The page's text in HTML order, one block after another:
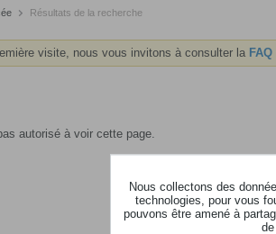
Résultats de la recherche
visite, nous vous invitons à consulter la FAQ
autorisé à voir cette page.
Nous collectons des
technologies, pour vous
pouvons être amené à